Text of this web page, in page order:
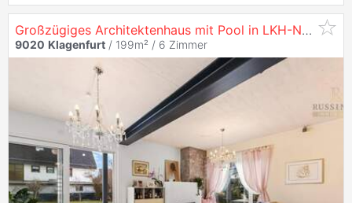
Großzügiges Architektenhaus mit Pool in LKH-Nähe #Zentrumsnähe #
9020 Klagenfurt / 199m² / 6 Zimmer